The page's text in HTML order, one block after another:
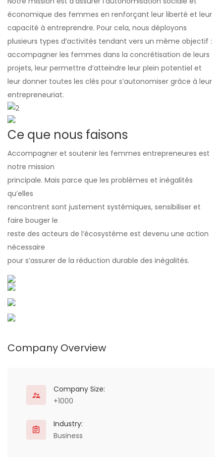
économique des femmes en renforçant leur liberté et leur
capacité à entreprendre. Pour cela, nous déployons
plusieurs types d’activités tendant vers un même objectif :
accompagner les femmes dans la concrétisation de leurs
projets, leur permettre d’atteindre leur plein potentiel et
leur donner toutes les clés pour s’autonomiser grâce à leur
entrepreneuriat.
Ce que nous faisons
Accompagner et soutenir les femmes entrepreneures est
notre mission
principale. Mais parce que les problèmes et inégalités
qu’elles
rencontrent sont justement systémiques, sensibiliser et
faire bouger le
reste des acteurs de l’écosystème est devenu une action
nécessaire
pour s’assurer de la réduction durable des inégalités.
Company Overview
Company Size:
+1000
Industry:
Business